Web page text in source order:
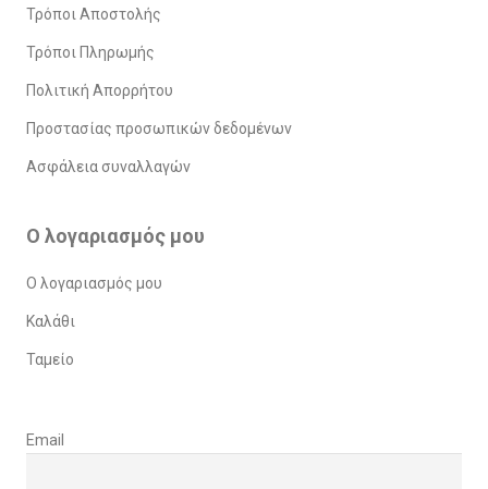
Τρόποι Αποστολής
Τρόποι Πληρωμής
Πολιτική Απορρήτου
Προστασίας προσωπικών δεδομένων
Ασφάλεια συναλλαγών
Ο λογαριασμός μου
Ο λογαριασμός μου
Καλάθι
Ταμείο
Email